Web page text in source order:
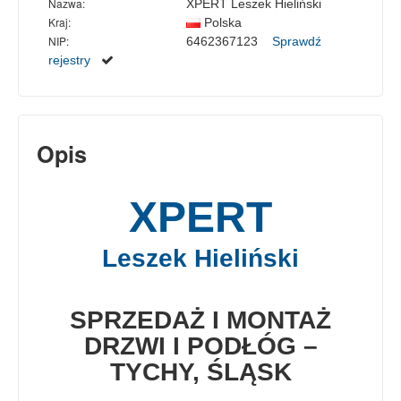
XPERT Leszek Hieliński
Kraj: Polska
NIP: 6462367123 Sprawdź
rejestry
Opis
XPERT
Leszek Hieliński
SPRZEDAŻ I MONTAŻ
DRZWI I PODŁÓG –
TYCHY, ŚLĄSK